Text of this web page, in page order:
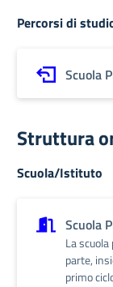
Percorsi di
Scuola
Struttura
Scuola/Istituto
Scuola
La
parte,
primo